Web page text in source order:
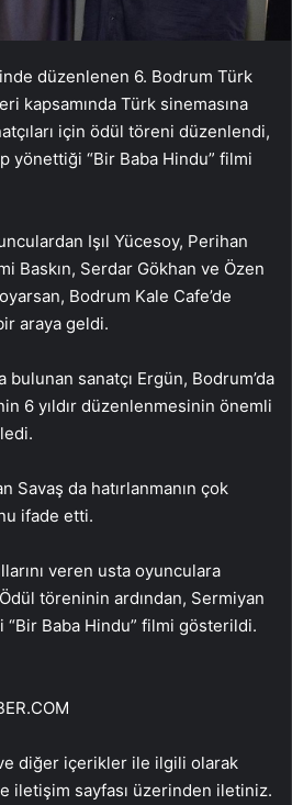
düzenlenen 6. Bodrum Türk
kapsamında Türk sinemasına
için ödül töreni düzenlendi,
yönettiği “Bir Baba Hindu” filmi
Işıl Yücesoy, Perihan
Baskın, Serdar Gökhan ve Özen
Bodrum Kale Cafe’de
araya geldi.
bulunan sanatçı Ergün, Bodrum’da
6 yıldır düzenlenmesinin önemli
Savaş da hatırlanmanın çok
ifade etti.
veren usta oyunculara
töreninin ardından, Sermiyan
“Bir Baba Hindu” filmi gösterildi.
diğer içerikler ile ilgili olarak
iletişim sayfası üzerinden iletiniz.